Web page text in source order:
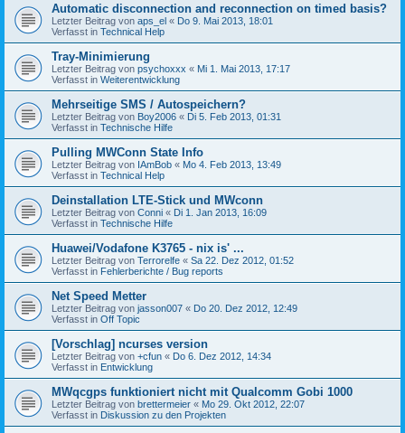
Automatic disconnection and reconnection on timed basis?
Letzter Beitrag von aps_el « Do 9. Mai 2013, 18:01
Verfasst in Technical Help
Tray-Minimierung
Letzter Beitrag von psychoxxx « Mi 1. Mai 2013, 17:17
Verfasst in Weiterentwicklung
Mehrseitige SMS / Autospeichern?
Letzter Beitrag von Boy2006 « Di 5. Feb 2013, 01:31
Verfasst in Technische Hilfe
Pulling MWConn State Info
Letzter Beitrag von IAmBob « Mo 4. Feb 2013, 13:49
Verfasst in Technical Help
Deinstallation LTE-Stick und MWconn
Letzter Beitrag von Conni « Di 1. Jan 2013, 16:09
Verfasst in Technische Hilfe
Huawei/Vodafone K3765 - nix is' ...
Letzter Beitrag von Terrorelfe « Sa 22. Dez 2012, 01:52
Verfasst in Fehlerberichte / Bug reports
Net Speed Metter
Letzter Beitrag von jasson007 « Do 20. Dez 2012, 12:49
Verfasst in Off Topic
[Vorschlag] ncurses version
Letzter Beitrag von +cfun « Do 6. Dez 2012, 14:34
Verfasst in Entwicklung
MWqcgps funktioniert nicht mit Qualcomm Gobi 1000
Letzter Beitrag von brettermeier « Mo 29. Okt 2012, 22:07
Verfasst in Diskussion zu den Projekten